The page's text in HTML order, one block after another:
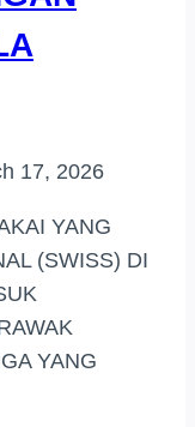
17, 2026
YANG
(SWISS) DI
YANG